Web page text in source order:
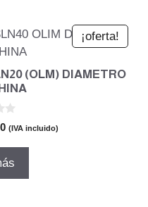
¡oferta!
(OLM) DIAMETRO
El
actual
(IVA incluido)